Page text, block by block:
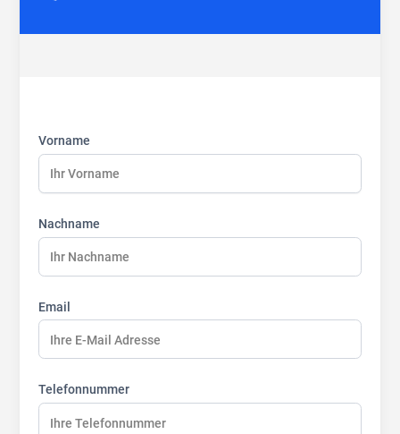
name:
name:
name:
Vorname
Nachname
Email
Telefonnummer